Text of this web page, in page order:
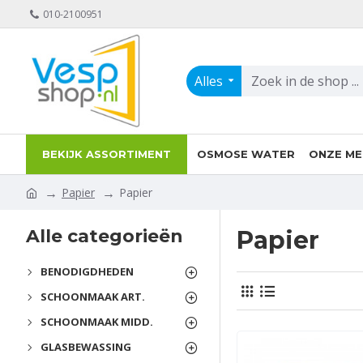
010-2100951
Alles
BEKIJK ASSORTIMENT OSMOSE WATER ONZE
Papier Papier
Alle categorieën
BENODIGDHEDEN
SCHOONMAAK ART.
SCHOONMAAK MIDD.
GLASBEWASSING
Papier